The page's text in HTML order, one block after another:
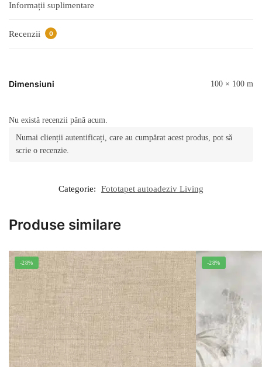
Informații suplimentare
Recenzii 0
Dimensiuni 100 × 100 m
Nu există recenzii până acum.
Numai clienții autentificați, care au cumpărat acest produs, pot să
scrie o recenzie.
Categorie: Fototapet autoadeziv Living
Produse similare
-28% -28%